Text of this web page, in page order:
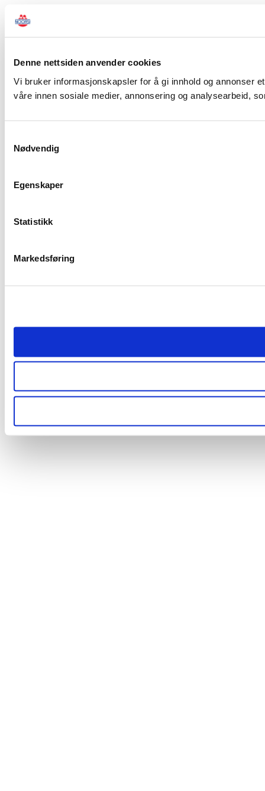
Denne nettsiden anvender cookies
Vi bruker informasjonskapsler for å gi innhold og annonser
våre innen sosiale medier, annonsering og analysearbeid,
Nødvendig
Egenskaper
Statistikk
Markedsføring